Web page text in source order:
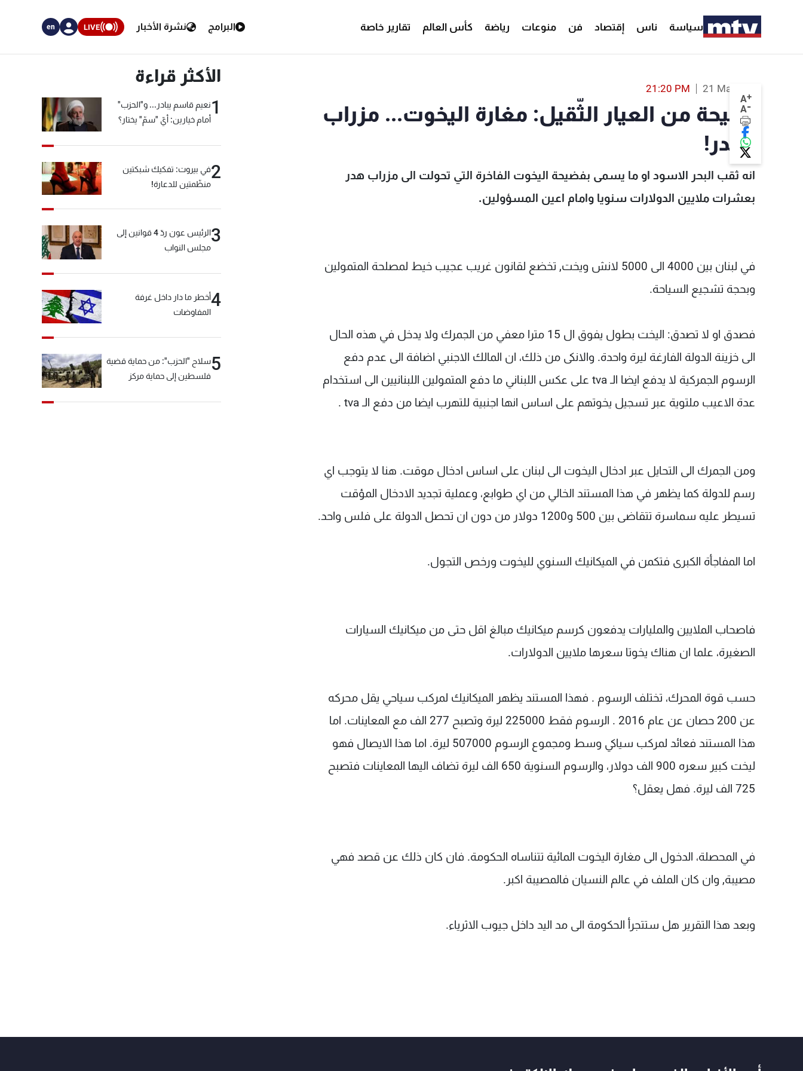
سياسة ناس إقتصاد فن منوعات رياضة كأس العالم تقارير خاصة البرامج نشرة الأخبار LIVE
en
A+
A-
21 Mar 2017
21:20 PM
فضيحة من العيار الثّقيل: مغارة اليخوت... مزراب
للهدر!
انه ثقب البحر الاسود او ما يسمى بفضيحة اليخوت الفاخرة التي تحولت الى مزراب هدر
بعشرات ملايين الدولارات سنويا وامام اعين المسؤولين.
في لبنان بين 4000 الى 5000 لانش ويخت, تخضع لقانون غريب عجيب خيط لمصلحة المتمولين
وبحجة تشجيع السياحة.
فصدق او لا تصدق: اليخت بطول يفوق ال 15 مترا معفي من الجمرك ولا يدخل في هذه الحال
الى خزينة الدولة الفارغة ليرة واحدة. والانكى من ذلك، ان المالك الاجنبي اضافة الى عدم دفع
الرسوم الجمركية لا يدفع ايضا الـ tva على عكس اللبناني ما دفع المتمولين اللبنانيين الى استخدام
عدة الاعيب ملتوية عبر تسجيل يخوتهم على اساس انها اجنبية للتهرب ايضا من دفع الـ tva .
ومن الجمرك الى التحايل عبر ادخال اليخوت الى لبنان على اساس ادخال موقت. هنا لا يتوجب اي
رسم للدولة كما يظهر في هذا المستند الخالي من اي طوابع، وعملية تجديد الادخال المؤقت
تسيطر عليه سماسرة تتقاضى بين 500 و1200 دولار من دون ان تحصل الدولة على فلس واحد.
اما المفاجأة الكبرى فتكمن في الميكانيك السنوي لليخوت ورخص التجول.
فاصحاب الملايين والمليارات يدفعون كرسم ميكانيك مبالغ اقل حتى من ميكانيك السيارات
الصغيرة، علما ان هناك يخوتا سعرها ملايين الدولارات.
حسب قوة المحرك، تختلف الرسوم . فهذا المستند يظهر الميكانيك لمركب سياحي يقل محركه
عن 200 حصان عن عام 2016 . الرسوم فقط 225000 ليرة وتصبح 277 الف مع المعاينات. اما
هذا المستند فعائد لمركب سياكي وسط ومجموع الرسوم 507000 ليرة. اما هذا الايصال فهو
ليخت كبير سعره 900 الف دولار، والرسوم السنوية 650 الف ليرة تضاف اليها المعاينات فتصبح
725 الف ليرة. فهل يعقل؟
في المحصلة، الدخول الى مغارة اليخوت المائية تتناساه الحكومة. فان كان ذلك عن قصد فهي
مصيبة, وان كان الملف في عالم النسيان فالمصيبة اكبر.
وبعد هذا التقرير هل ستتجرأ الحكومة الى مد اليد داخل جيوب الاثرياء.
الأكثر قراءة
1نعيم قاسم يبادر... و"الحزب"
أمام خيارين: أيّ "سمّ" يختار؟
2في بيروت: تفكيك شبكتين
منظّمتين للدعارة!
3
الرئيس عون ردّ 4 قوانين إلى
مجلس النواب
4أخطر ما دار داخل غرفة
المفاوضات
5سلاح "الحزب": من حماية قضية
فلسطين إلى حماية مركز